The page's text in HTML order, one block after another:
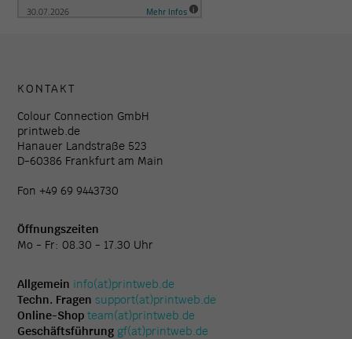
KONTAKT
Colour Connection GmbH
printweb.de
Hanauer Landstraße 523
D-60386 Frankfurt am Main
Fon +49 69 9443730
Öffnungszeiten
Mo - Fr: 08.30 - 17.30 Uhr
Allgemein info(at)printweb.de
Techn. Fragen support(at)printweb.de
Online-Shop team(at)printweb.de
Geschäftsführung gf(at)printweb.de